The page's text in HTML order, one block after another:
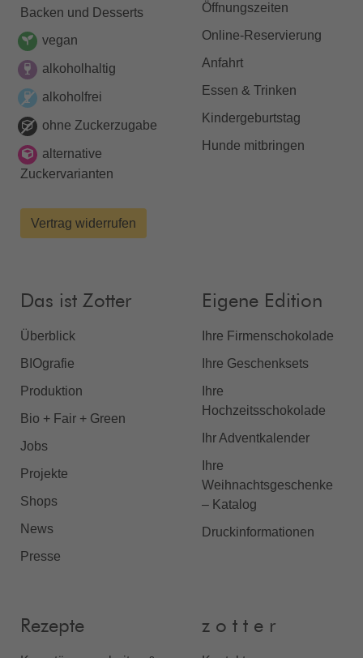
Backen und Desserts
vegan
alkoholhaltig
alkoholfrei
ohne Zuckerzugabe
alternative
Zuckervarianten
Vertrag widerrufen
Öffnungszeiten
Online-Reservierung
Anfahrt
Essen & Trinken
Kindergeburtstag
Hunde mitbringen
Das ist Zotter
Überblick
BIOgrafie
Produktion
Bio + Fair + Green
Jobs
Projekte
Shops
News
Presse
Eigene Edition
Ihre Firmenschokolade
Ihre Geschenksets
Ihre
Hochzeitsschokolade
Ihr Adventkalender
Ihre
Weihnachtsgeschenke
– Katalog
Druckinformationen
Rezepte z o t t e r